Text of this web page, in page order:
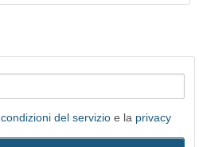
condizioni del servizio e la privacy